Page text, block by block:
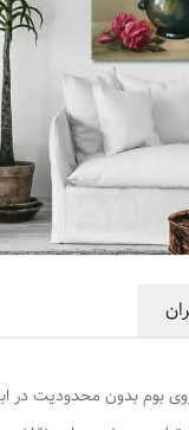
بوم بدون محدودیت در